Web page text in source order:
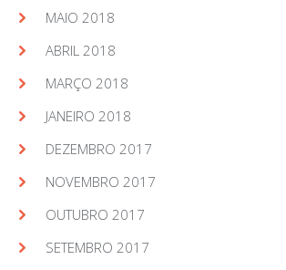
MAIO 2018
ABRIL 2018
MARÇO 2018
JANEIRO 2018
DEZEMBRO 2017
NOVEMBRO 2017
OUTUBRO 2017
SETEMBRO 2017